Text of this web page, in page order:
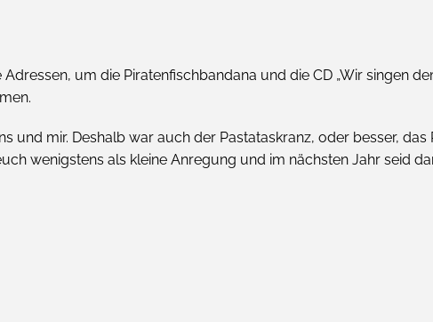
um die Piratenfischbandana und die CD „Wir singen
und mir. Deshalb war auch der Pastataskranz, oder besser, das
wenigstens als kleine Anregung und im nächsten Jahr seid